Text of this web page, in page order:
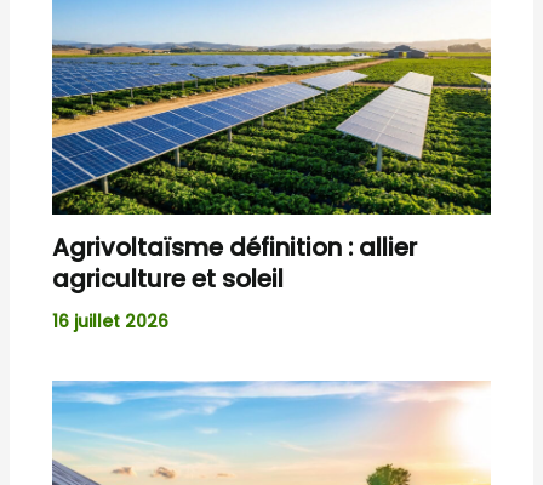
Agrivoltaïsme définition : allier
agriculture et soleil
16 juillet 2026